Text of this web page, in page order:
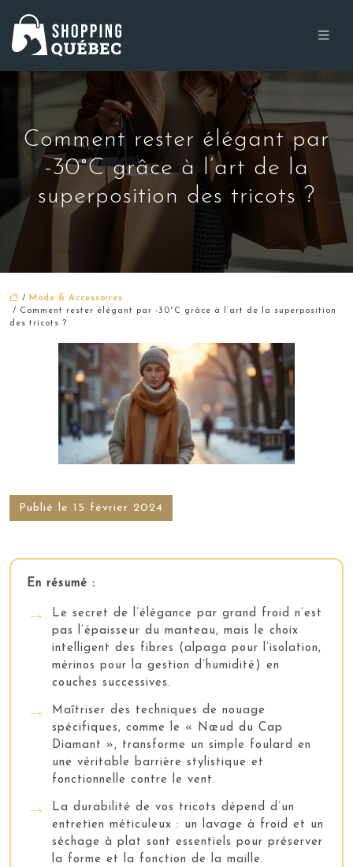
Comment rester élégant par
-30°C grâce à l’art de la
superposition des tricots ?
/
Mode & Accessoires
/ Comment rester élégant par -30°C grâce à l’art de la superposition
des tricots ?
Publié le 15 février 2024
En résumé :
Le secret de l’élégance par grand froid n’est
pas l’épaisseur du manteau, mais le choix
intelligent des fibres (alpaga pour l’isolation,
mérinos pour la gestion d’humidité) en
couches successives.
Maîtriser des techniques de nouage
spécifiques, comme le « Nœud du Cap
Diamant », transforme un simple foulard en
une véritable barrière stylistique et
fonctionnelle contre le vent.
La durabilité de vos tricots dépend d’un
entretien méticuleux : un lavage à froid et un
séchage à plat sont essentiels pour préserver
la forme et la fonction de la maille.